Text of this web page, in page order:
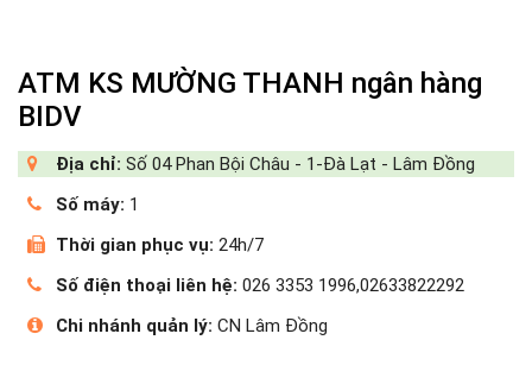
ATM KS MƯỜNG THANH ngân hàng
BIDV
Địa chỉ: Số 04 Phan Bội Châu - 1-Đà Lạt - Lâm Đồng
Số máy: 1
Thời gian phục vụ: 24h/7
Số điện thoại liên hệ: 026 3353 1996,02633822292
Chi nhánh quản lý: CN Lâm Đồng